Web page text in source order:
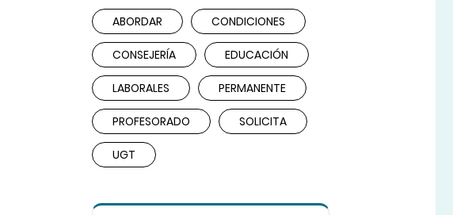
ABORDAR CONDICIONES
CONSEJERÍA EDUCACIÓN
LABORALES PERMANENTE
PROFESORADO SOLICITA
UGT